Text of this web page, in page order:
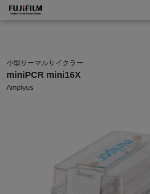
小型サーマルサイクラー
miniPCR mini16X
Amplyus